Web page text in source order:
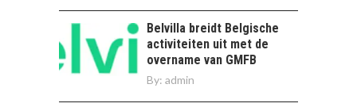
chilenas: clave para un
crecimiento…
CHILE COMO HUB
TECNOLÓGICO DE
AMÉRICA LATINA:
AVANCES Y DESAFÍOS
Belvilla breidt Belgische
activiteiten uit met de
overname van GMFB
By: admin